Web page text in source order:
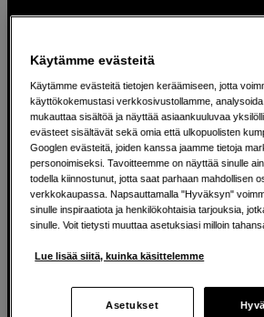
Ratkaisuja luoville ihmisille
1982
Olemme Scandinavian Photolla jo yli
auttaneet luovia ihmisiä toteuttamaan
Tarjoamme inspiraatiota,
muun muassa valokuvauksen, äänen,
musiikin ja taiteen harrastajia. Oikeilla
muuttuvat todellisuudeksi. Autamme
Käytämme evästeitä
Käytämme evästeitä tietojen keräämiseen, jotta
käyttökokemustasi verkkosivustollamme, analysoida
mukauttaa sisältöä ja näyttää asiaankuuluvaa
evästeet sisältävät sekä omia että ulkopuolisten
Googlen evästeitä, joiden kanssa jaamme tietoja
personoimiseksi. Tavoitteemme on näyttää sinulle
todella kiinnostunut, jotta saat parhaan mahdollisen
verkkokaupassa. Napsauttamalla "Hyväksyn"
sinulle inspiraatiota ja henkilökohtaisia tarjouksia,
sinulle. Voit tietysti muuttaa asetuksiasi milloin
Lue lisää siitä, kuinka käsittelemme
Asetukset